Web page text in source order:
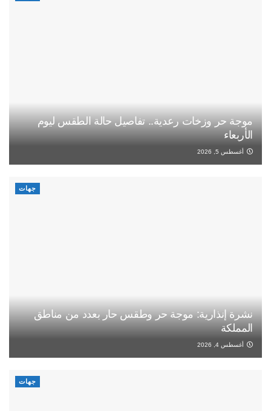
موجة حر وزخات رعدية.. تفاصيل حالة الطقس ليوم
الأربعاء
أغسطس 5, 2026
جهات
نشرة إنذارية: موجة حر وطقس حار بعدد من مناطق
المملكة
أغسطس 4, 2026
جهات